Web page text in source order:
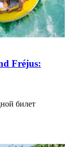
Fréjus:
билет